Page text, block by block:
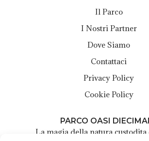
Il Parco
I Nostri Partner
Dove Siamo
Contattaci
Privacy Policy
Cookie Policy
PARCO OASI
La magia della natura custodita